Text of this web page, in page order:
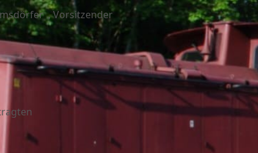
, Vorsitzender